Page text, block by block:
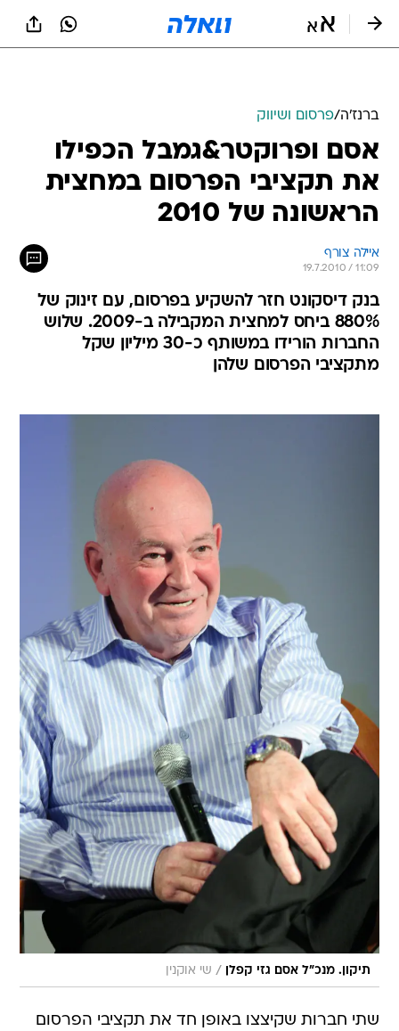
ברנז'ה/פרסום ושיווק
אסם ופרוקטר&גמבל הכפילו
את תקציבי הפרסום במחצית
הראשונה של 2010
איילה צורף
19.7.2010 / 11:09
בנק דיסקונט חזר להשקיע בפרסום, עם זינוק של
880% ביחס למחצית המקבילה ב-2009. שלוש
החברות הורידו במשותף כ-30 מיליון שקל
מתקציבי הפרסום שלהן
תיקון. מנכ"ל אסם גזי קפלן / שי אוקנין
שתי חברות שקיצצו באופן חד את תקציבי הפרסום